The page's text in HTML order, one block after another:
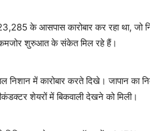
के आसपास कारोबार कर रहा था,
शुरुआत के संकेत मिल रहे हैं।
निशान में कारोबार करते दिखे। जापान का
शेयरों में बिकवाली देखने को मिली।